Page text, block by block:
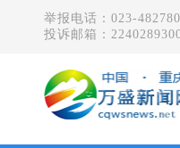
举报电话：023-
投诉邮箱：